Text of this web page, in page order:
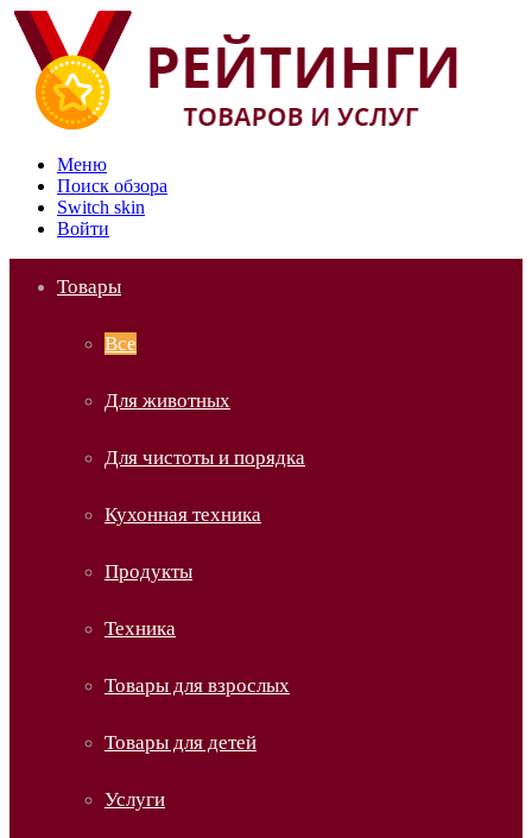
Меню
Поиск обзора
Switch skin
Войти
Товары
Все
Для животных
Для чистоты и порядка
Кухонная техника
Продукты
Техника
Товары для взрослых
Товары для детей
Услуги